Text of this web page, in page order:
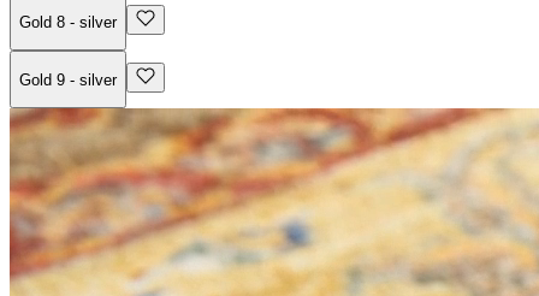
Gold 8 - silver
Gold 9 - silver